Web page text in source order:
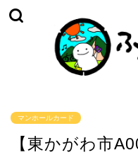
マンホールカード
【東かがわ市